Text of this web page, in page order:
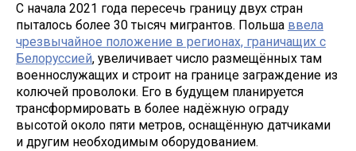
С начала 2021 года пересечь границу двух стран
пыталось более 30 тысяч мигрантов. Польша ввела
чрезвычайное положение в регионах, граничащих с
Белоруссией, увеличивает число размещённых там
военнослужащих и строит на границе заграждение из
колючей проволоки. Его в будущем планируется
трансформировать в более надёжную ограду
высотой около пяти метров, оснащённую датчиками
и другим необходимым оборудованием.